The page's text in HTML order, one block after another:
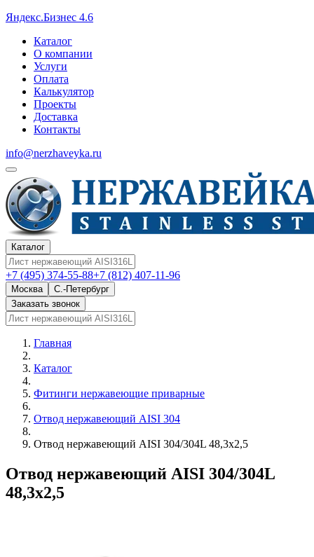
Яндекс.Бизнес 4.6
Каталог
О компании
Услуги
Оплата
Калькулятор
Проекты
Доставка
Контакты
info@nerzhaveyka.ru
Каталог
+7 (495) 374-55-88+7 (812) 407-11-96
Москва
С.-Петербург
Заказать звонок
Главная
Каталог
Фитинги нержавеющие приварные
Отвод нержавеющий AISI 304
Отвод нержавеющий AISI 304/304L 48,3х2,5
Отвод нержавеющий AISI 304/304L
48,3х2,5